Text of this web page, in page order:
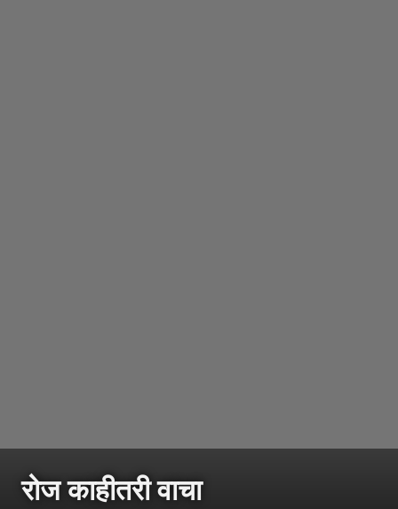
रोज काहीतरी वाचा